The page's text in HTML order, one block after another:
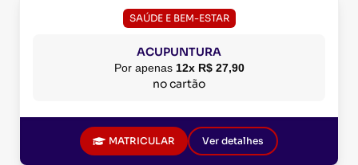
SAÚDE E BEM-ESTAR
ACUPUNTURA
Por apenas 12x R$ 27,90
no cartão
MATRICULAR Ver detalhes